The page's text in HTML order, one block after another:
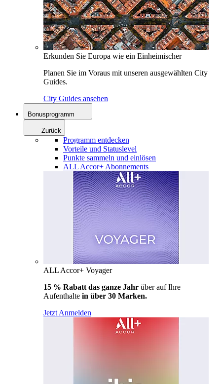
Erkunden Sie Europa wie ein Einheimischer
Planen Sie im Voraus mit unseren ausgewählten City
Guides.
City Guides ansehen
Bonusprogramm
Zurück
Programm entdecken
Vorteile und Statuslevel
Punkte sammeln und einlösen
ALL Accor+ Abonnements
ALL Accor+ Voyager
15 % Rabatt das ganze Jahr über auf Ihre
Aufenthalte in über 30 Marken.
Jetzt Anmelden